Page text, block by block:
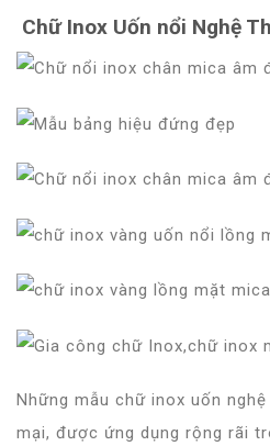
Chữ Inox Uốn nổi Nghệ
Những mẫu chữ inox uốn
mại, được ứng dụng rộng rãi